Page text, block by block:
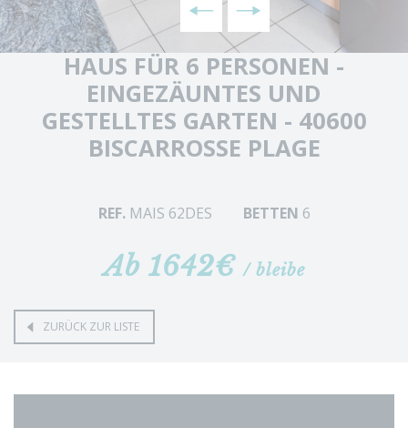
HAUS FÜR 6 PERSONEN -
EINGEZÄUNTES UND
GESTELLTES GARTEN - 40600
BISCARROSSE PLAGE
REF.MAIS 62DES BETTEN 6
Ab 1642€ / bleibe
ZURÜCK ZUR LISTE